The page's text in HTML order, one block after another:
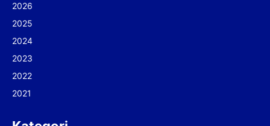
2026
2025
2024
2023
2022
2021